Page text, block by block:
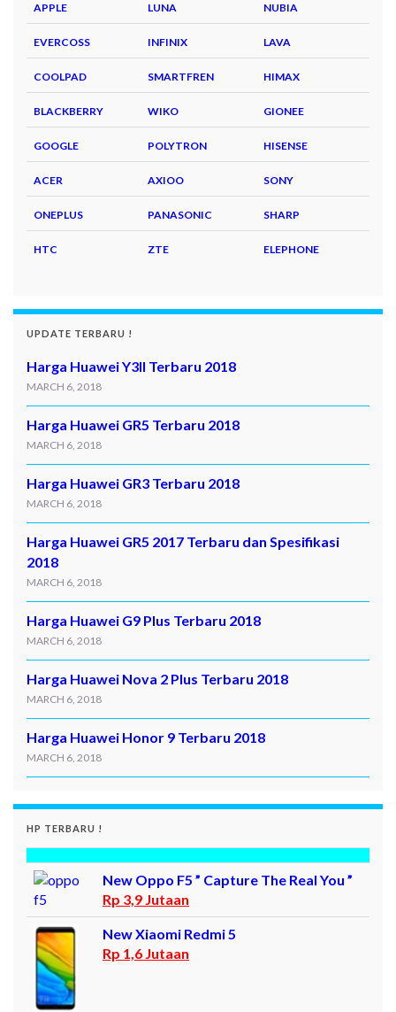
APPLE LUNA NUBIA
EVERCOSS INFINIX LAVA
COOLPAD SMARTFREN HIMAX
BLACKBERRY WIKO GIONEE
GOOGLE POLYTRON HISENSE
ACER AXIOO SONY
ONEPLUS PANASONIC SHARP
HTC ZTE ELEPHONE
UPDATE TERBARU !
Harga Huawei Y3II Terbaru 2018
MARCH 6, 2018
Harga Huawei GR5 Terbaru 2018
MARCH 6, 2018
Harga Huawei GR3 Terbaru 2018
MARCH 6, 2018
Harga Huawei GR5 2017 Terbaru dan Spesifikasi
2018
MARCH 6, 2018
Harga Huawei G9 Plus Terbaru 2018
MARCH 6, 2018
Harga Huawei Nova 2 Plus Terbaru 2018
MARCH 6, 2018
Harga Huawei Honor 9 Terbaru 2018
MARCH 6, 2018
HP TERBARU !
New Oppo F5 ” Capture The Real You ”
Rp 3,9 Jutaan
New Xiaomi Redmi 5
Rp 1,6 Jutaan